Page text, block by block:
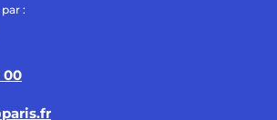
:
00